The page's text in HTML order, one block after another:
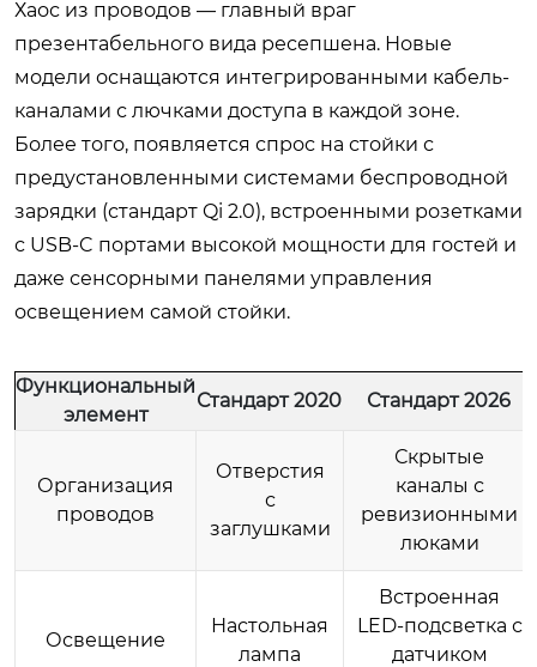
Хаос из проводов — главный враг
презентабельного вида ресепшена. Новые
модели оснащаются интегрированными кабель-
каналами с лючками доступа в каждой зоне.
Более того, появляется спрос на стойки с
предустановленными системами беспроводной
зарядки (стандарт Qi 2.0), встроенными розетками
с USB-C портами высокой мощности для гостей и
даже сенсорными панелями управления
освещением самой стойки.
Функциональный
элемент
Стандарт 2020 Стандарт 2026
Организация
проводов
Отверстия
с
заглушками
Скрытые
каналы с
ревизионными
люками
Освещение
Настольная
лампа
Встроенная
LED-подсветка с
датчиком